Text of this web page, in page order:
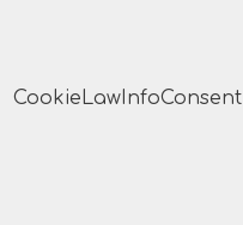
CookieLawInfoConsent